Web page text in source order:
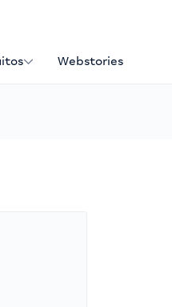
Webstories